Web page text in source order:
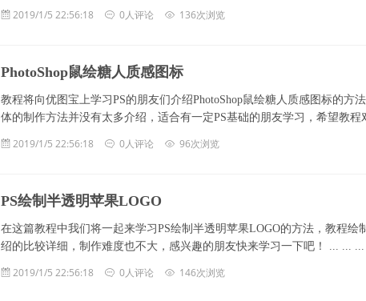
2019/1/5 22:56:18 0人评论 136次浏览
PhotoShop鼠绘糖人质感图标
教程将向优图宝上学习PS的朋友们介绍PhotoShop鼠绘糖人质感图标的方
体的制作方法并没有太多介绍，适合有一定PS基础的朋友学习，希望教
2019/1/5 22:56:18 0人评论 96次浏览
PS绘制半透明苹果LOGO
在这篇教程中我们将一起来学习PS绘制半透明苹果LOGO的方法，教程绘
绍的比较详细，制作难度也不大，感兴趣的朋友快来学习一下吧！ ... ... ...
2019/1/5 22:56:18 0人评论 146次浏览